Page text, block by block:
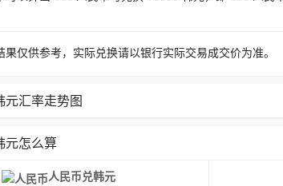
果仅供参考，实际兑换请以银行实际交易成交价为准。
元汇率走势图
元怎么算
人民币兑韩元